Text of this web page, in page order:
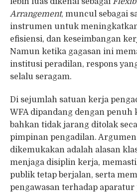
Arrangement, muncul sebagai
instrumen untuk
efisiensi, dan keseimbangan
Namun ketika gagasan ini
institusi peradilan, respons
selalu seragam.
Di sejumlah satuan kerja
WFA dipandang dengan penuh
bahkan tidak jarang ditolak
pimpinan pengadilan.
dikemukakan adalah alasan
menjaga disiplin kerja,
publik tetap berjalan, serta
pengawasan terhadap aparatur